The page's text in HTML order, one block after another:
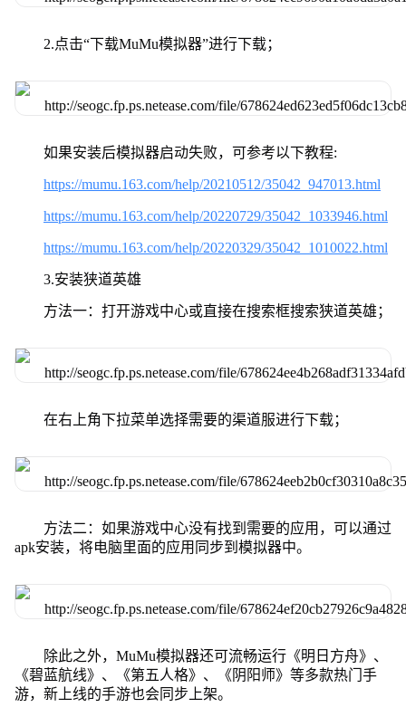
2.点击“下载MuMu模拟器”进行下载；
如果安装后模拟器启动失败，可参考以下教程:
https://mumu.163.com/help/20210512/35042_947013.html
https://mumu.163.com/help/20220729/35042_1033946.html
https://mumu.163.com/help/20220329/35042_1010022.html
3.安装狭道英雄
方法一：打开游戏中心或直接在搜索框搜索狭道英雄；
在右上角下拉菜单选择需要的渠道服进行下载；
方法二：如果游戏中心没有找到需要的应用，可以通过
apk安装，将电脑里面的应用同步到模拟器中。
除此之外，MuMu模拟器还可流畅运行《明日方舟》、
《碧蓝航线》、《第五人格》、《阴阳师》等多款热门手
游，新上线的手游也会同步上架。